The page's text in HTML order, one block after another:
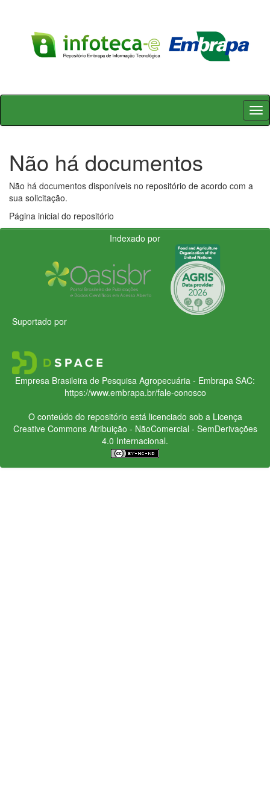
Skip
Não há documentos
Não há documentos disponíveis no repositório de acordo com a
sua solicitação.
Página inicial do repositório
Indexado por
Suportado por
Empresa Brasileira de Pesquisa Agropecuária - Embrapa SAC:
https://www.embrapa.br/fale-conosco
O conteúdo do repositório está licenciado sob a Licença
Creative CommonsAtribuição - NãoComercial - SemDerivações
4.0 Internacional.